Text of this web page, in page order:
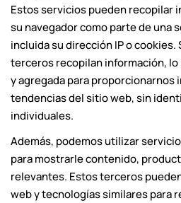
Estos servicios pueden recopilar
su navegador como parte de una
incluida su dirección IP o
terceros recopilan información, lo
y agregada para proporcionarnos
tendencias del sitio web, sin
individuales.
Además, podemos utilizar
para mostrarle contenido,
relevantes. Estos terceros
web y tecnologías similares para